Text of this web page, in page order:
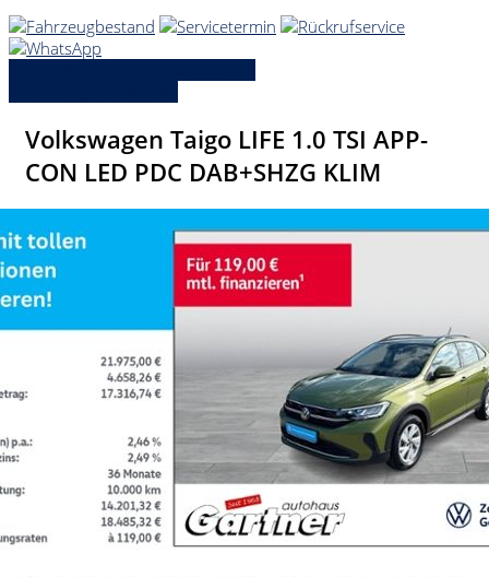
Volkswagen Taigo LIFE 1.0 TSI APP-
CON LED PDC DAB+SHZG KLIM